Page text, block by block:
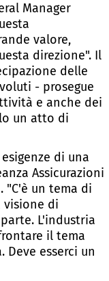
Manager
valore,
direzione". Il
delle
- prosegue
e anche dei
un atto di
di una
Assicurazioni
"C'è un tema di
visione di
L'industria
il tema
esserci un